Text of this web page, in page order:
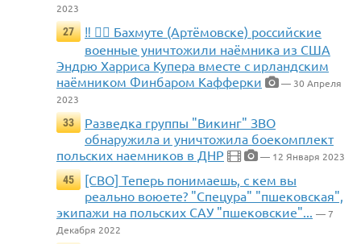
2023
27
‼️ 🏴‍☠️ Бахмуте (Артёмовске) российские
военные уничтожили наёмника из США
Эндрю Харриса Купера вместе с ирландским
наёмником Финбаром Кафферки
— 30 Апреля
2023
33
Разведка группы "Викинг" ЗВО
обнаружила и уничтожила боекомплект
польских наемников в ДНР
— 12 Января 2023
45
[СВО] Теперь понимаешь, с кем вы
реально воюете? "Спецура" "пшековская",
экипажи на польских САУ "пшековские"... — 7
Декабря 2022